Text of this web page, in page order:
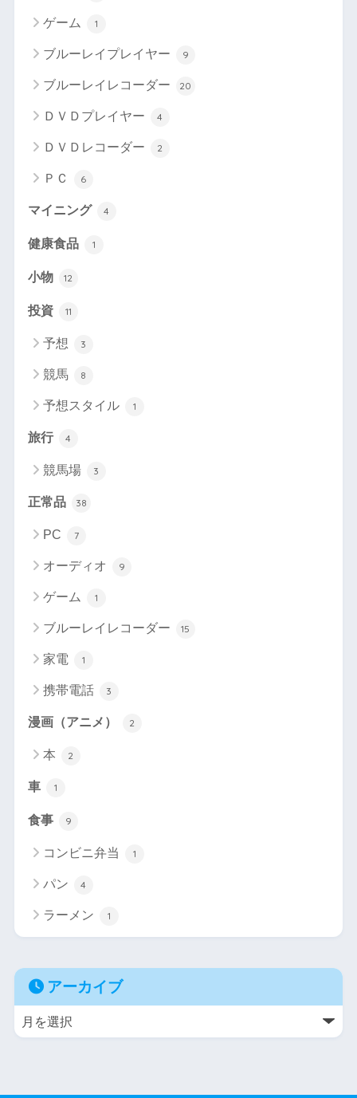
ゲーム 1
ブルーレイプレイヤー 9
ブルーレイレコーダー 20
ＤＶＤプレイヤー 4
ＤＶＤレコーダー 2
ＰＣ 6
マイニング 4
健康食品 1
小物 12
投資 11
予想 3
競馬 8
予想スタイル 1
旅行 4
競馬場 3
正常品 38
PC 7
オーディオ 9
ゲーム 1
ブルーレイレコーダー 15
家電 1
携帯電話 3
漫画（アニメ） 2
本 2
車 1
食事 9
コンビニ弁当 1
パン 4
ラーメン 1
アーカイブ